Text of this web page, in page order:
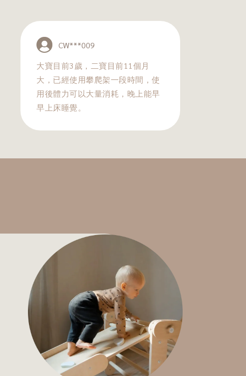
CW***009
大寶目前3歲，二寶目前11個月
大，已經使用攀爬架一段時間，使
用後體力可以大量消耗，晚上能早
早上床睡覺。